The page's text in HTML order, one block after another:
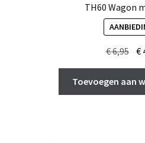
TH60 Wagon
€6,95
€
€
Toevoegen aan